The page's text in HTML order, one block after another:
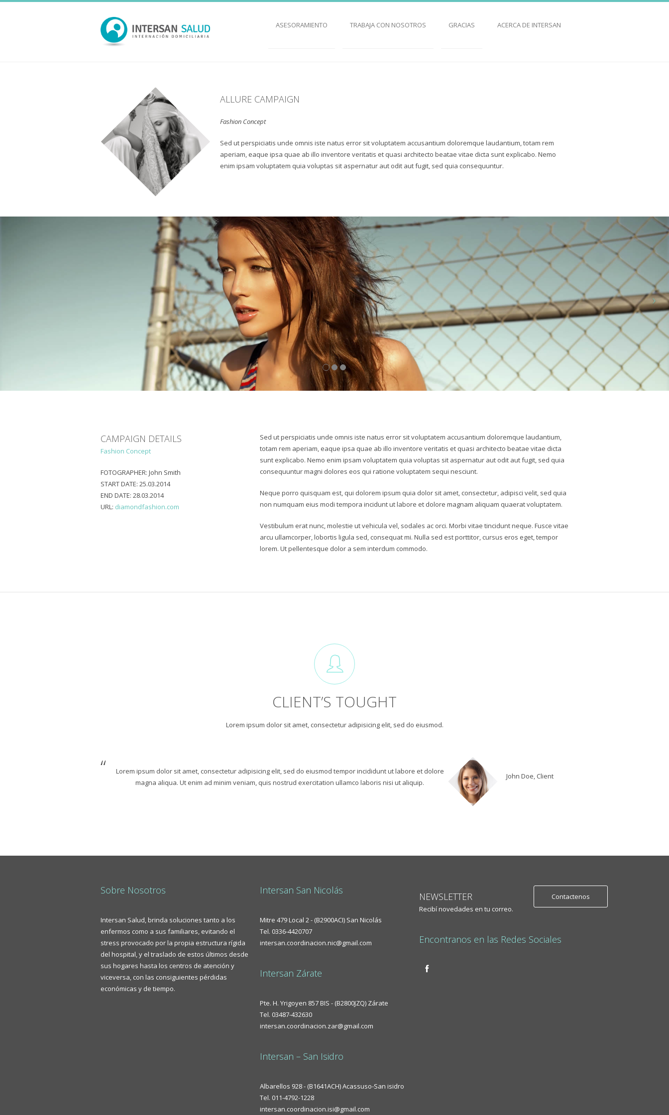
ASESORAMIENTO TRABAJA CON NOSOTROS GRACIAS ACERCA DE INTERSAN
ALLURE CAMPAIGN
Fashion Concept
Sed ut perspiciatis unde omnis iste natus error sit voluptatem accusantium doloremque laudantium, totam rem
aperiam, eaque ipsa quae ab illo inventore veritatis et quasi architecto beatae vitae dicta sunt explicabo. Nemo
enim ipsam voluptatem quia voluptas sit aspernatur aut odit aut fugit, sed quia consequuntur.
CAMPAIGN DETAILS
Fashion Concept
FOTOGRAPHER: John Smith
START DATE: 25.03.2014
END DATE: 28.03.2014
URL: diamondfashion.com
Sed ut perspiciatis unde omnis iste natus error sit voluptatem accusantium doloremque laudantium,
totam rem aperiam, eaque ipsa quae ab illo inventore veritatis et quasi architecto beatae vitae dicta
sunt explicabo. Nemo enim ipsam voluptatem quia voluptas sit aspernatur aut odit aut fugit, sed quia
consequuntur magni dolores eos qui ratione voluptatem sequi nesciunt.
Neque porro quisquam est, qui dolorem ipsum quia dolor sit amet, consectetur, adipisci velit, sed quia
non numquam eius modi tempora incidunt ut labore et dolore magnam aliquam quaerat voluptatem.
Vestibulum erat nunc, molestie ut vehicula vel, sodales ac orci. Morbi vitae tincidunt neque. Fusce vitae
arcu ullamcorper, lobortis ligula sed, consequat mi. Nulla sed est porttitor, cursus eros eget, tempor
lorem. Ut pellentesque dolor a sem interdum commodo.
CLIENT’S TOUGHT
Lorem ipsum dolor sit amet, consectetur adipisicing elit, sed do eiusmod.
Lorem ipsum dolor sit amet, consectetur adipisicing elit, sed do eiusmod tempor incididunt ut labore et dolore
magna aliqua. Ut enim ad minim veniam, quis nostrud exercitation ullamco laboris nisi ut aliquip.
John Doe, Client
Sobre Nosotros
Intersan Salud, brinda soluciones tanto a los
enfermos como a sus familiares, evitando el
stress provocado por la propia estructura rígida
del hospital, y el traslado de estos últimos desde
sus hogares hasta los centros de atención y
viceversa, con las consiguientes pérdidas
económicas y de tiempo.
Intersan San Nicolás
Mitre 479 Local 2 - (B2900ACI) San Nicolás
Tel. 0336-4420707
intersan.coordinacion.nic@gmail.com
Intersan Zárate
Pte. H. Yrigoyen 857 BIS - (B2800JZQ) Zárate
Tel. 03487-432630
intersan.coordinacion.zar@gmail.com
Intersan – San Isidro
Albarellos 928 - (B1641ACH) Acassuso-San isidro
Tel. 011-4792-1228
intersan.coordinacion.isi@gmail.com
NEWSLETTER
Recibí novedades en tu correo.
Contactenos
Encontranos en las Redes Sociales